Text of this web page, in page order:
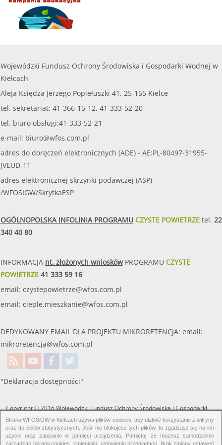
Wojewódzki Fundusz Ochrony Środowiska i Gospodarki Wodnej w
Kielcach
Aleja Księdza Jerzego Popiełuszki 41, 25-155 Kielce
tel. sekretariat: 41-366-15-12, 41-333-52-20
tel. biuro obsługi:41-333-52-21
e-mail: biuro@wfos.com.pl
adres do doręczeń elektronicznych (ADE) - AE:PL-80497-31955-
JVEUD-11
adres elektronicznej skrzynki podawczej (ASP) -
/WFOSIGW/SkrytkaESP
OGÓLNOPOLSKA INFOLINIA PROGRAMUCZYSTE POWIETRZEtel. 22
340 40 80
INFORMACJA nt. złożonych wnioskówPROGRAMU CZYSTE
POWIETRZE41 333 59 16
email: czystepowietrze@wfos.com.pl
email: cieple.mieszkanie@wfos.com.pl
DEDYKOWANY EMAIL DLA PROJEKTU MIKRORETENCJA: email:
mikroretencja@wfos.com.pl
"Deklaracja dostępności"
Copyright © 2016 Wojewódzki Fundusz Ochrony Środowiska i Gospodarki
Wodnej w Kielcach. Wszelkie prawa zastrzeżone.
Strona WFOŚiGW w Kielcach używa plików cookies, aby ułatwić korzystanie z witryny
oraz do celów statystycznych. Jeśli nie blokujesz tych plików, to zgadzasz się na ich
użycie oraz zapisanie w pamięci urządzenia. Pamiętaj, że możesz samodzielnie
zarządzać plikami cookies, zmieniając ustawienia przeglądarki. Brak zmiany ustawień